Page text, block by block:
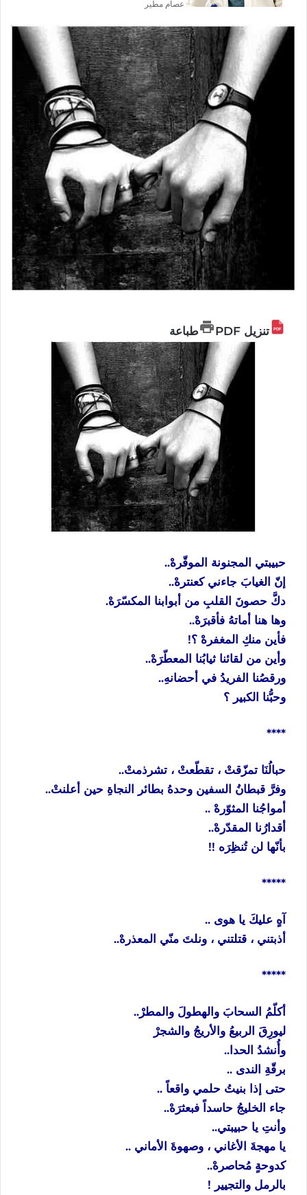
عصام مطير
تنزيل PDF طباعة
حبيبتي المجنونة الموقّرهْ..
إنّ الغيابَ جاءني كعنترهْ..
دكَّ حصونَ القلبِ من أبوابنا المكسّرَهْ.
وها هنا أماتهُ فأقبرَهْ..
فأين منكِ المغفرهْ ؟!
وأين من لقائنا ثيابُنا المعطّرَهْ..
ورقصُنا الفريدُ في أحضانهِ..
وحبُّنا الكبير ؟
****
حبالُنَا تمزّقتْ ، تقطّعتْ ، تشرذمتْ..
وفرَّ قبطانُ السفين وحدهُ بطائر النجاةِ حين أعلنتْ..
أمواجُنا المثوّرهْ ..
أقدارُنا المقدّرهْ..
بأنّها لن تُنظِرَه !!
*****
آهٍ عليكَ يا هوى ..
أذبتني ، قتلتني ، ونلتَ منّي المعذرهْ..
*****
أكلّمُ السحابَ والهطولَ والمطرْ..
ليورِقَ الربيعُ والأريجُ والشجرْ
وأُنشدُ الحدا..
برقّةِ الندى ..
حتى إذا بنيتُ حلمي واقعاً ..
جاء الخليجُ حاسداً فبعثرَهْ..
وأنتِ يا حبيبتي..
يا مهجةَ الأغاني ، وصهوةَ الأماني ..
كدوحةٍ مُحاصرهْ..
بالرمل والتجيير !